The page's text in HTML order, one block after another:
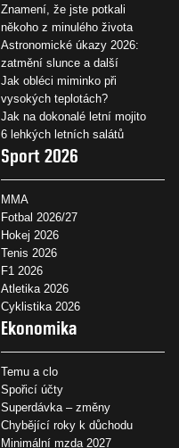
Znamení, že jste potkali
někoho z minulého života
Astronomické úkazy 2026:
zatmění slunce a další
Jak obléci miminko při
vysokých teplotách?
Jak na dokonalé letní mojito
6 lehkých letních salátů
Sport 2026
MMA
Fotbal 2026/27
Hokej 2026
Tenis 2026
F1 2026
Atletika 2026
Cyklistika 2026
Ekonomika
Temu a clo
Spořicí účty
Superdávka – změny
Chybějící roky k důchodu
Minimální mzda 2027